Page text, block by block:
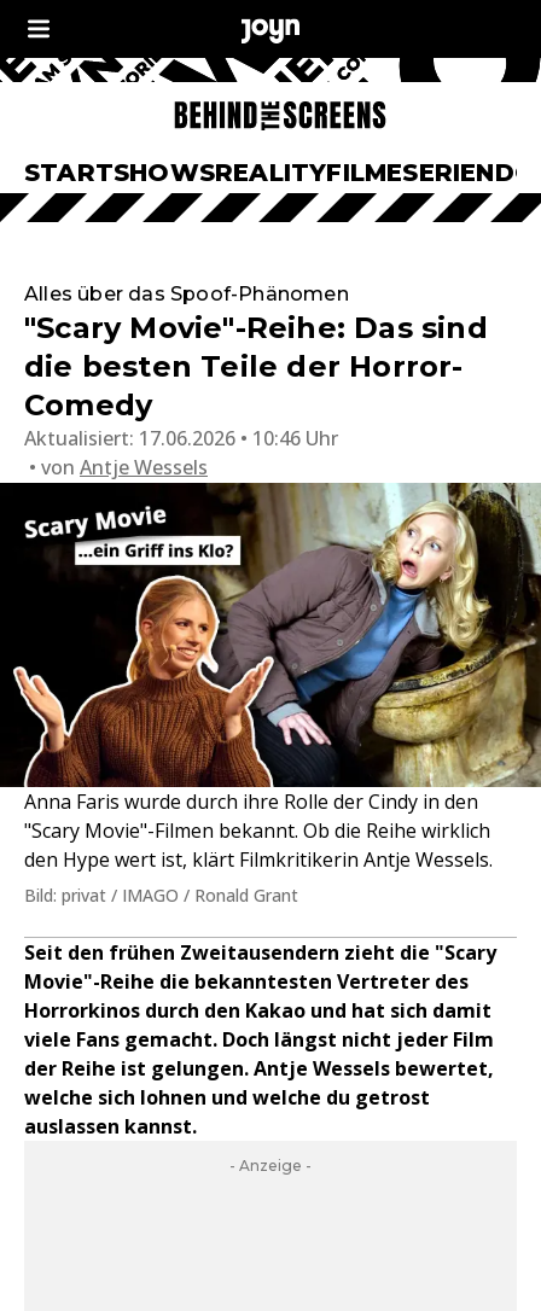
STARTSHOWSREALITYFILMESERIEN
Alles über das Spoof-Phänomen
"Scary Movie"-Reihe: Das sind
die besten Teile der Horror-
Comedy
Aktualisiert: 17.06.2026 • 10:46 Uhr
von Antje Wessels
Anna Faris wurde durch ihre Rolle der Cindy in den
"Scary Movie"-Filmen bekannt. Ob die Reihe wirklich
den Hype wert ist, klärt Filmkritikerin Antje Wessels.
Bild: privat / IMAGO / Ronald Grant
Seit den frühen Zweitausendern zieht die "Scary
Movie"-Reihe die bekanntesten Vertreter des
Horrorkinos durch den Kakao und hat sich damit
viele Fans gemacht. Doch längst nicht jeder Film
der Reihe ist gelungen. Antje Wessels bewertet,
welche sich lohnen und welche du getrost
auslassen kannst.
- Anzeige -